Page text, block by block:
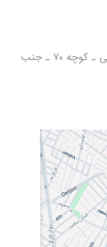
📍 قم _ خیابان امام ـ ۲۴ متری آیت الله کاشانی ـ کوچه ۷۰ ـ جنب